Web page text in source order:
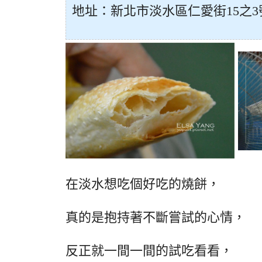
地址：新北市淡水區仁愛街15之3
在淡水想吃個好吃的燒餅，
真的是抱持著不斷嘗試的心情，
反正就一間一間的試吃看看，